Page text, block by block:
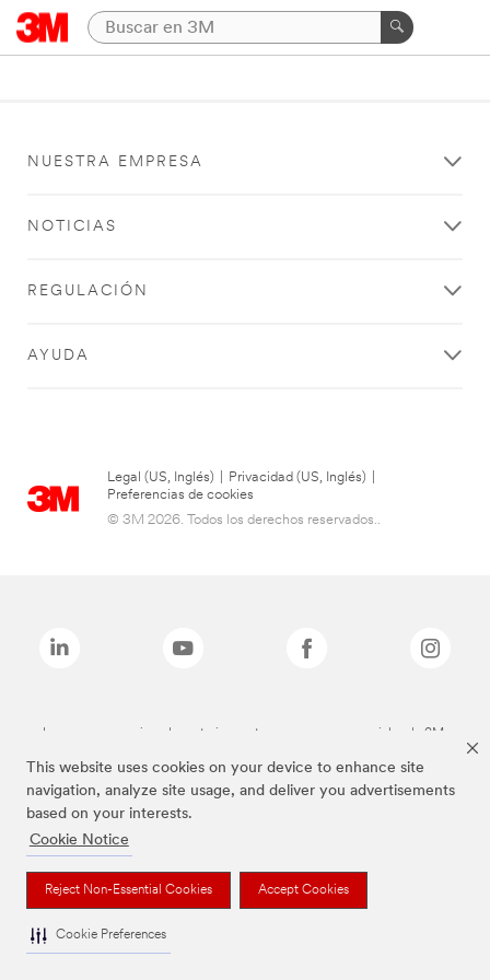
This website uses cookies on your device to enhance site
navigation, analyze site usage, and deliver you advertisements
based on your interests.
Cookie Notice
Reject Non-Essential Cookies Accept Cookies
Cookie Preferences
NUESTRA EMPRESA
NOTICIAS
REGULACIÓN
AYUDA
Legal (US, Inglés) Privacidad (US, Inglés)
Preferencias de cookies
© 3M 2026. Todos los derechos reservados..
Las marcas mencionadas anteriormente son marcas comerciales de 3M.